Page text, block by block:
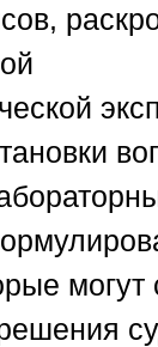
могут